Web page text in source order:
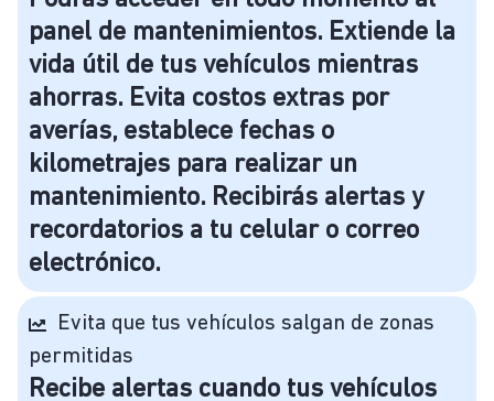
panel de mantenimientos. Extiende la
vida útil de tus vehículos mientras
ahorras. Evita costos extras por
averías, establece fechas o
kilometrajes para realizar un
mantenimiento. Recibirás alertas y
recordatorios a tu celular o correo
electrónico.
Evita que tus vehículos salgan de zonas
permitidas
Recibe alertas cuando tus vehículos